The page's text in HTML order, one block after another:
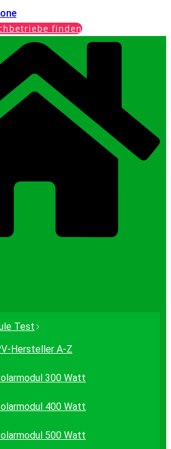
finden
Test
Hersteller A-Z
300 Watt
400 Watt
500 Watt